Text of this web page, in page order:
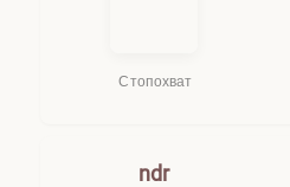
Стопохват
ndr